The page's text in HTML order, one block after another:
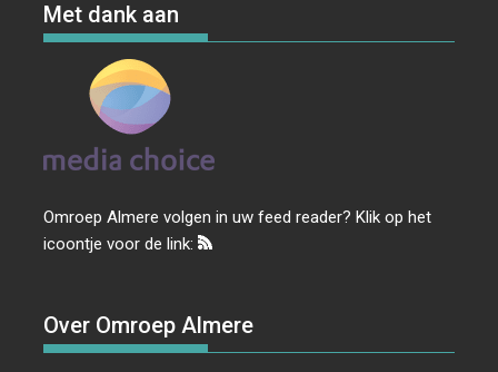
Met dank aan
Omroep Almere volgen in uw feed reader? Klik op het
icoontje voor de link:
Over Omroep Almere